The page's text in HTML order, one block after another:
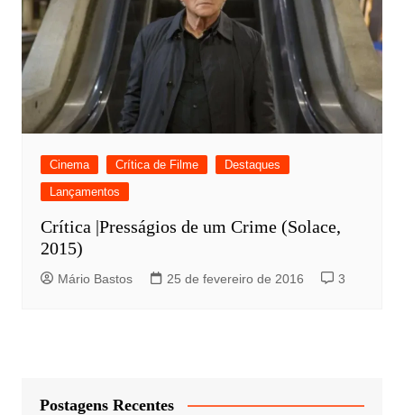
Cinema Crítica de Filme
Destaques
Lançamentos
Crítica |Presságios de um Crime (Solace,
2015)
Mário Bastos 25 de fevereiro de 2016 3
Postagens Recentes